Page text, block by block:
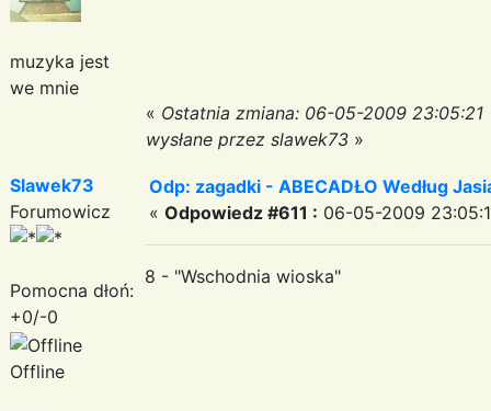
muzyka jest
we mnie
« Ostatnia zmiana: 06-05-2009 23:05:21
wysłane przez slawek73 »
Slawek73
Forumowicz
Pomocna dłoń:
+0/-0
Offline
Odp: zagadki - ABECADŁO Według
« Odpowiedz #611 : 06-05-2009
8 - "Wschodnia wioska"